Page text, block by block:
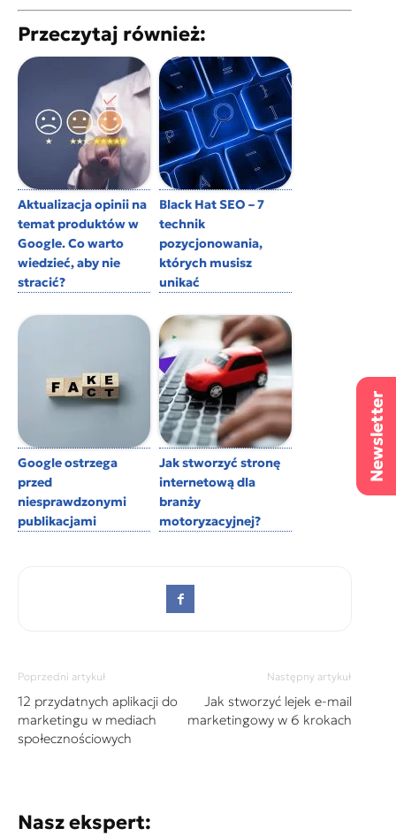
Przeczytaj również:
Aktualizacja opinii na
temat produktów w
Google. Co warto
wiedzieć, aby nie
stracić?
Black Hat SEO – 7
technik
pozycjonowania,
których musisz
unikać
Google ostrzega
przed
niesprawdzonymi
publikacjami
Jak stworzyć stronę
internetową dla
branży
motoryzacyjnej?
Poprzedni artykuł
12 przydatnych aplikacji do
marketingu w mediach
społecznościowych
Następny artykuł
Jak stworzyć lejek e-mail
marketingowy w 6 krokach
Nasz ekspert: